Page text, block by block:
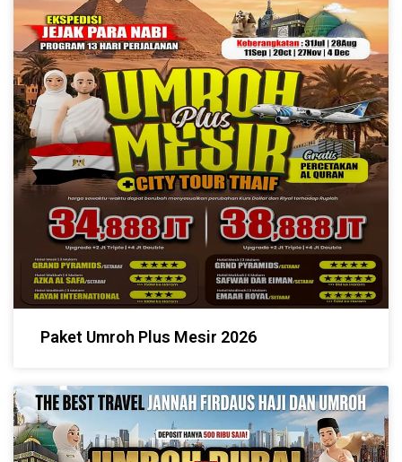
Paket Umroh Plus Mesir 2026